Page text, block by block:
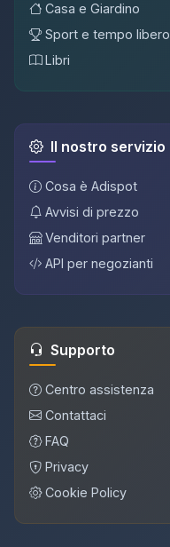
Casa e Giardino
Sport e tempo libero
Libri
Il nostro servizio
Cosa è Adispot
Avvisi di prezzo
Venditori partner
API per negozianti
Supporto
Centro assistenza
Contattaci
FAQ
Privacy
Cookie Policy